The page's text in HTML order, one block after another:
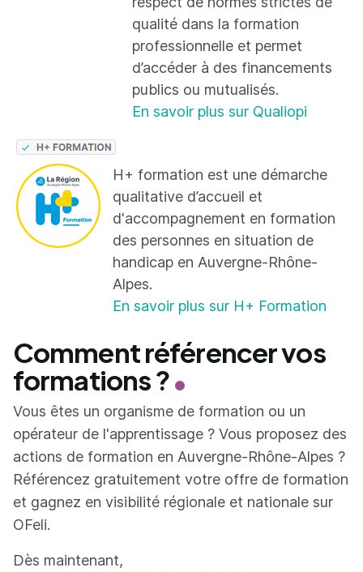
qualité dans la formation
professionnelle et permet
d’accéder à des financements
publics ou mutualisés.
En savoir plus sur Qualiopi
H+ formation est une démarche
qualitative d’accueil et
d'accompagnement en formation
des personnes en situation de
handicap en Auvergne-Rhône-
Alpes.
En savoir plus sur H+ Formation
Comment référencer vos
formations ?
Vous êtes un organisme de formation ou un
opérateur de l'apprentissage ? Vous proposez des
actions de formation en Auvergne-Rhône-Alpes ?
Référencez gratuitement votre offre de formation
et gagnez en visibilité régionale et nationale sur
OFeli.
Dès maintenant,